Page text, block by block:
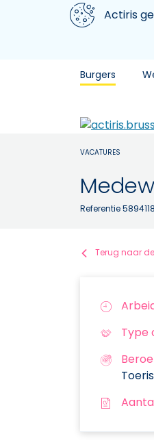
Aller au contenu principal
We gebruiken cookies
Actiris
Burgers
VACATURES
Referentie 5894118
Terug naar
Type